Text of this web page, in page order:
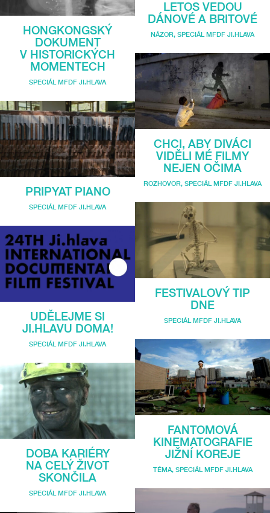
HONGKONGSKÝ
DOKUMENT
V HISTORICKÝCH
MOMENTECH
SPECIÁL MFDF JI.HLAVA
PRIPYAT PIANO
SPECIÁL MFDF JI.HLAVA
UDĚLEJME SI
JI.HLAVU DOMA!
SPECIÁL MFDF JI.HLAVA
DOBA KARIÉRY
NA CELÝ ŽIVOT
SKONČILA
SPECIÁL MFDF JI.HLAVA
LETOS VEDOU
DÁNOVÉ A BRITOVÉ
NÁZOR, SPECIÁL MFDF JI.HLAVA
CHCI, ABY DIVÁCI
VIDĚLI MÉ FILMY
NEJEN OČIMA
ROZHOVOR, SPECIÁL MFDF JI.HLAVA
FESTIVALOVÝ TIP
DNE
SPECIÁL MFDF JI.HLAVA
FANTOMOVÁ
KINEMATOGRAFIE
JIŽNÍ KOREJE
TÉMA, SPECIÁL MFDF JI.HLAVA